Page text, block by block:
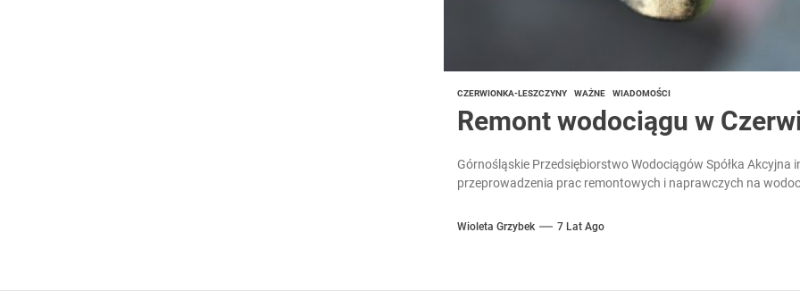
CZERWIONKA-LESZCZYNY WAŻNE WIADOMOŚCI
Remont wodociągu w
Górnośląskie Przedsiębiorstwo Wodociągów Spółka Akcyjna
przeprowadzenia prac remontowych i naprawczych na
Wioleta Grzybek 7 Lat Ago